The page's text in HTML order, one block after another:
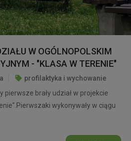
W OGÓLNOPOLSKIM
- "KLASA W TERENIE"
profilaktyka i wychowanie
pierwsze brały udział w projekcie
wykonywały w ciągu